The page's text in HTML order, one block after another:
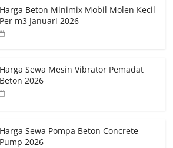
Harga Beton Minimix Mobil Molen Kecil
Per m3 Januari 2026
Harga Sewa Mesin Vibrator Pemadat
Beton 2026
Harga Sewa Pompa Beton Concrete
Pump 2026